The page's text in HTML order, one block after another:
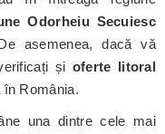
Odorheiu Secuiesc
asemenea, dacă vă
și oferte litoral
în România.
una dintre cele mai